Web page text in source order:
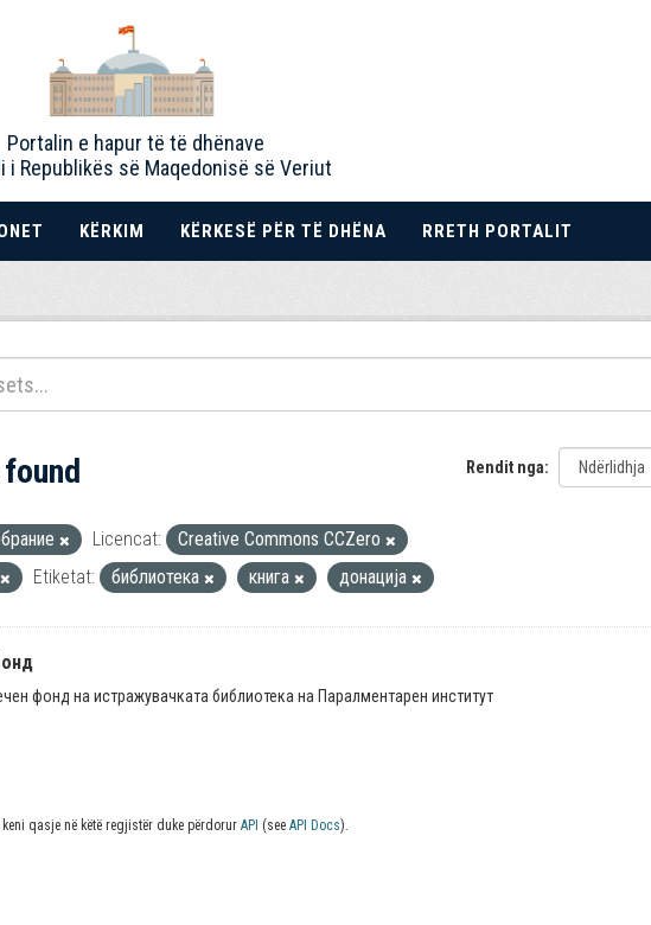
Portalin e hapur të të dhënave
i Republikës së Maqedonisë së Veriut
KËRKIM KËRKESË PËR TË DHËNA RRETH PORTALIT
Rendit nga
Licencat:
Creative Commons CCZero
Etiketat: библиотека книга донација
фонд на истражувачката библиотека на Паралментарен институт
qasje në këtë regjistër duke përdorur API (see API Docs).